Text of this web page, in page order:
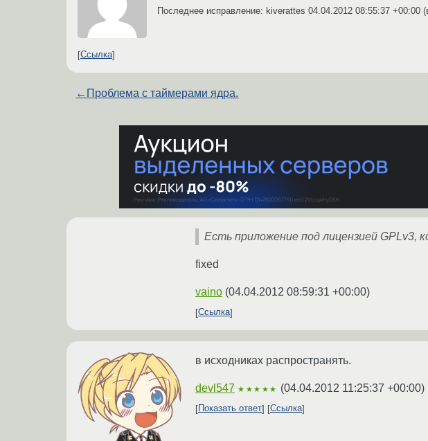
Последнее исправление: kiverattes 04.04.2012 08:55:37 +00:00
Ссылка
← Проблема с таймерами ядра.
Есть приложение под лицензией GPLv3,
fixed
vaino (04.04.2012 08:59:31 +00:00)
Ссылка
в исходниках распространять.
devl547 ★★★★★ (04.04.2012 11:25:37 +00:00)
Показать ответ Ссылка